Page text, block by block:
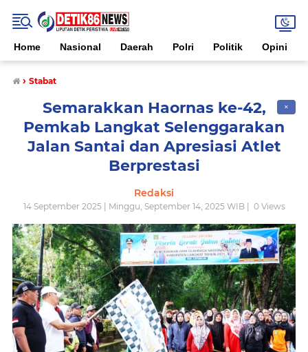
Home Nasional Daerah Polri Politik Opini
› Stabat
✕
Semarakkan Haornas ke-42,
Pemkab Langkat Selenggarakan
Jalan Santai dan Apresiasi Atlet
Berprestasi
Redaksi
14 September 2025 | Minggu, September 14, 2025 WIB | 0Views